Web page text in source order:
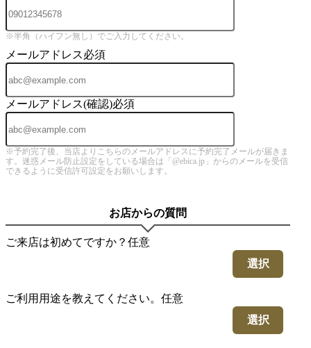
※半角（ハイフン無し）でご入力してください。
メールアドレス必須
メールアドレス(確認)必須
※予約完了後、当店よりこちらのメールアドレスに予約完了メールが届きま
す。迷惑メール防止設定をしている場合は「@ebica.jp」からのメールを受信
できるように受信許可設定をお願いします。
お店からの質問
ご来店は初めてですか？ 任意
選択
ご利用用途を教えてください。 任意
選択